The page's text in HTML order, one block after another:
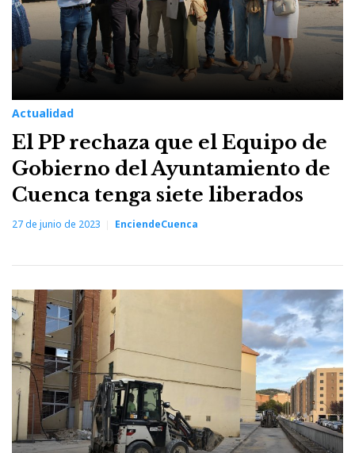
Actualidad
El PP rechaza que el Equipo de
Gobierno del Ayuntamiento de
Cuenca tenga siete liberados
27 de junio de 2023 EnciendeCuenca